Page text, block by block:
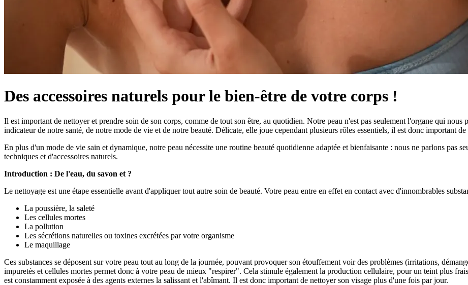
Des accessoires naturels pour le bien-être de votre corps !
Il est important de nettoyer et prendre soin de son corps, comme de tout son être, au quotidien. Notre peau n'est pas seulement l'organe qui nous
indicateur de notre santé, de notre mode de vie et de notre beauté. Délicate, elle joue cependant plusieurs rôles essentiels, il est donc important
En plus d'un mode de vie sain et dynamique, notre peau nécessite une routine beauté quotidienne adaptée et bienfaisante : nous ne parlons pas
techniques et d'accessoires naturels.
Introduction : De l'eau, du savon et ?
Le nettoyage est une étape essentielle avant d'appliquer tout autre soin de beauté. Votre peau entre en effet en contact avec d'innombrables
La poussière, la saleté
Les cellules mortes
La pollution
Les sécrétions naturelles ou toxines excrétées par votre organisme
Le maquillage
Ces substances se déposent sur votre peau tout au long de la journée, pouvant provoquer son étouffement voir des problèmes (irritations,
impuretés et cellules mortes permet donc à votre peau de mieux "respirer". Cela stimule également la production cellulaire, pour un teint plus
est constamment exposée à des agents externes la salissant et l'abîmant. Il est donc important de nettoyer son visage plus d'une fois par jour.